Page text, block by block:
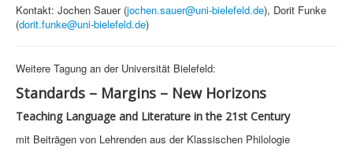
Kontakt: Jochen Sauer (jochen.sauer@uni-bielefeld.de), Dorit Funke
(dorit.funke@uni-bielefeld.de)
Weitere Tagung an der Universität Bielefeld:
Standards – Margins – New Horizons
Teaching Language and Literature in the 21st Century
mit Beiträgen von Lehrenden aus der Klassischen Philologie